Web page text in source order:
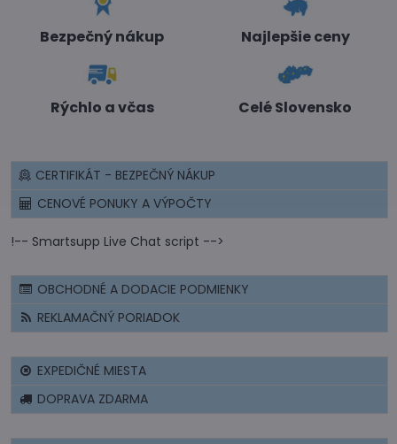
Bezpečný nákup Najlepšie ceny
Rýchlo a včas Celé Slovensko
CERTIFIKÁT - BEZPEČNÝ NÁKUP
CENOVÉ PONUKY A VÝPOČTY
!-- Smartsupp Live Chat script -->
OBCHODNÉ A DODACIE PODMIENKY
REKLAMAČNÝ PORIADOK
EXPEDIČNÉ MIESTA
DOPRAVA ZDARMA